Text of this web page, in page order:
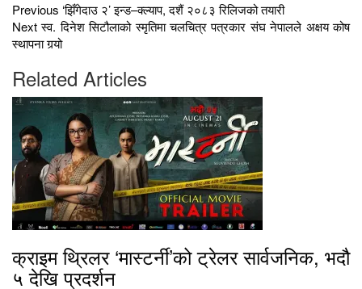
Previous ‘झिँगेदाउ २’ इन्ड–क्ल्याप, दशैं २०८३ रिलिजको तयारी
Nextस्व. दिनेश सिटौलाको स्मृतिमा चलचित्र पत्रकार संघ नेपालले अक्षय कोष
स्थापना गर्‍यो
Related Articles
क्राइम थ्रिलर ‘मास्टर्नी’को ट्रेलर सार्वजनिक, भदौ
५ देखि प्रदर्शन